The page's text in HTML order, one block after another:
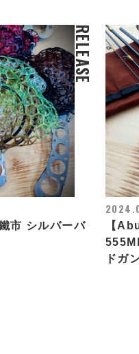
RELEASE
市 シルバーバ
【
ドガ